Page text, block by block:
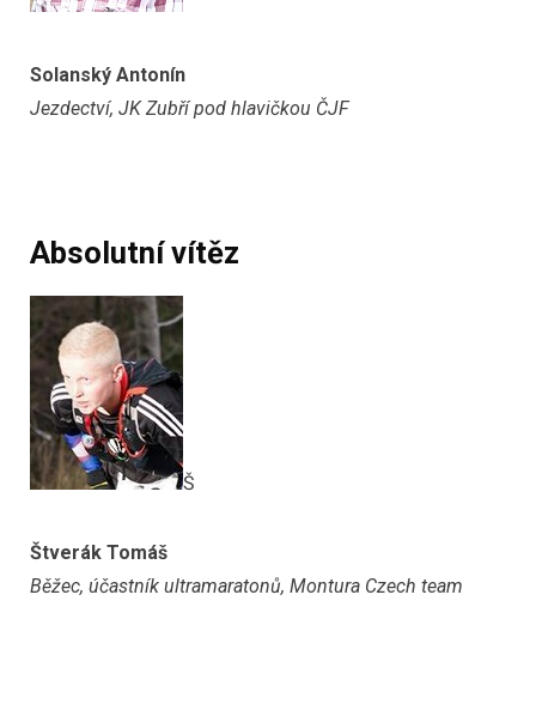
Solanský Antonín
Jezdectví, JK Zubří pod hlavičkou ČJF
Absolutní vítěz
Š
Štverák Tomáš
Běžec, účastník ultramaratonů, Montura Czech team